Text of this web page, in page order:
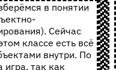
в понятии
Сейчас
классе есть всё
внутри. По
игра, так как